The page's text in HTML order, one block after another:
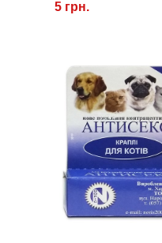
5 грн.